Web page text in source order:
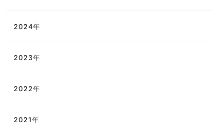
2024年
2023年
2022年
2021年